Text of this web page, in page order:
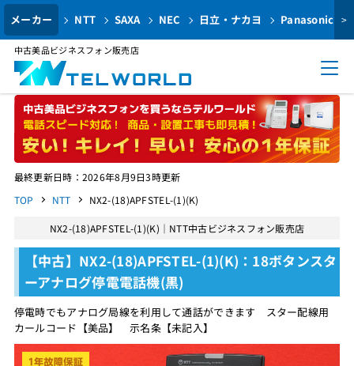
メーカー NTT SAXA NEC 日立・ナカヨ Panasonic >
中古美品ビジネスフォン販売店
最終更新日時：2026年8月9日3時更新
TOP
NTT NX2-(18)APFSTEL-(1)(K)
NX2-(18)APFSTEL-(1)(K)｜NTT中古ビジネスフォン販売店
【中古】NX2-(18)APFSTEL-(1)(K)：18ボタンスタ
ーアナログ停電電話機(黒)
停電時でもアナログ局線を利用して通話ができます スター配線用
カールコード【美品】 示名条【未記入】